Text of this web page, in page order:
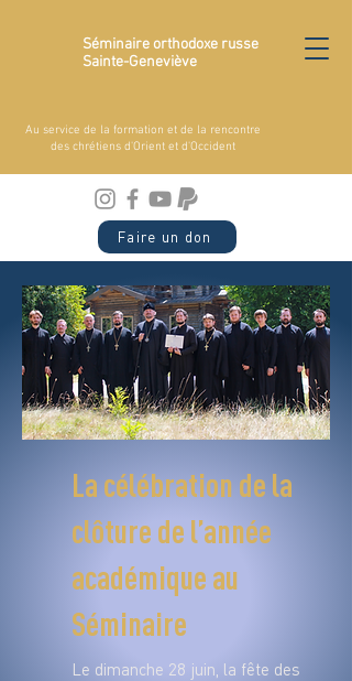
Séminaire orthodoxe russe
Sainte-Geneviève
Au service de la formation et de la rencontre
des chrétiens d'Orient et d'Occident
Faire un don
La célébration de la
clôture de l’année
académique au
Séminaire
Le dimanche 28 juin, la fête des